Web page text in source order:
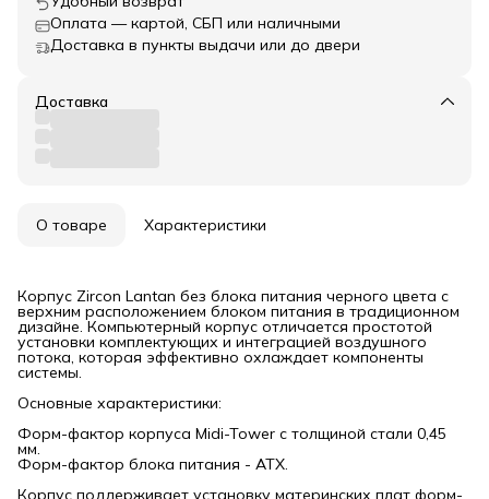
Оплата — картой, СБП или наличными
Доставка в пункты выдачи или до двери
Доставка
О товаре Характеристики
Корпус Zircon Lantan без блока питания черного цвета с
верхним расположением блоком питания в традиционном
дизайне. Компьютерный корпус отличается простотой
установки комплектующих и интеграцией воздушного
потока, которая эффективно охлаждает компоненты
системы.
Основные характеристики:
Форм-фактор корпуса Midi-Tower с толщиной стали 0,45
мм.
Форм-фактор блока питания - АТХ.
Корпус поддерживает установку материнских плат форм-